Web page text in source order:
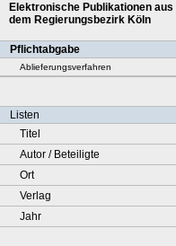
Elektronische Publikationen aus
dem Regierungsbezirk Köln
Pflichtabgabe
Ablieferungsverfahren
Listen
Titel
Autor / Beteiligte
Ort
Verlag
Jahr